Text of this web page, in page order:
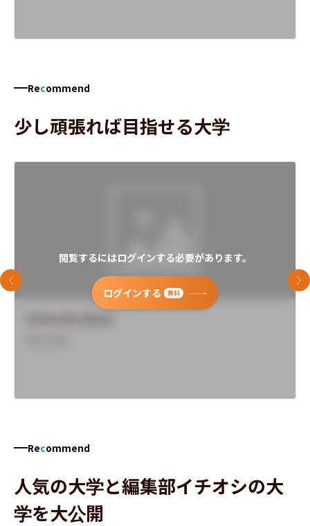
Recommend
少し頑張れば目指せる大学
閲覧するにはログインする必要があります。
ログインする 無料
前のスライド 次
Recommend
人気の大学と編集部イチオシの大
学を大公開